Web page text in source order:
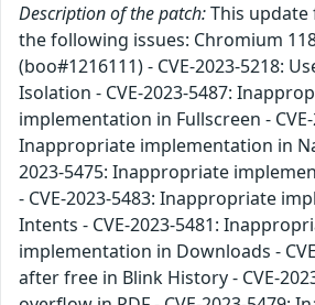
Description of the patch:This
the following issues: Chromium
(boo#1216111) - CVE-2023-5218:
Isolation - CVE-2023-5487:
implementation in Fullscreen -
Inappropriate implementation in
2023-5475: Inappropriate
- CVE-2023-5483: Inappropriate
Intents - CVE-2023-5481:
implementation in Downloads -
after free in Blink History - CVE-